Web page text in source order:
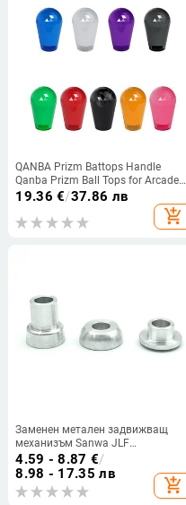
QANBA Prizm Battops Handle
Qanba Prizm Ball Tops for Arcade
HORI SANWA SEIMITSU Joystick
Oval Balltop Ellipse Topball Handle
19.36 €/37.86 лв
add_shopping_cart
Заменен метален задвижващ
механизъм Sanwa JLF
Алуминиева пружинна основа
Алуминиев въртящ се цилиндър
за джойстици от серия Sanwa
JLF-TP-8YT
4.59 - 8.87 €/
8.98 - 17.35 лв
add_shopping_cart